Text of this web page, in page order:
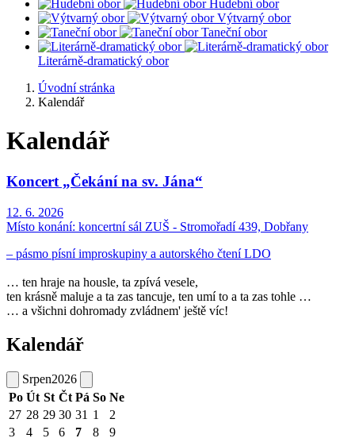
Hudební obor
Výtvarný obor
Taneční obor
Literárně-dramatický obor
Úvodní stránka
Kalendář
Kalendář
Koncert „Čekání na sv. Jána“
12. 6. 2026
Místo konání: koncertní sál ZUŠ - Stromořadí 439, Dobřany
– pásmo písní improskupiny a autorského čtení LDO
… ten hraje na housle, ta zpívá vesele,
ten krásně maluje a ta zas tancuje, ten umí to a ta zas tohle …
… a všichni dohromady zvládnem' ještě víc!
Kalendář
Srpen2026
Po Út St Čt Pá So Ne
27 28 29 30 31 1
2
3
4 5 6 7 8
9